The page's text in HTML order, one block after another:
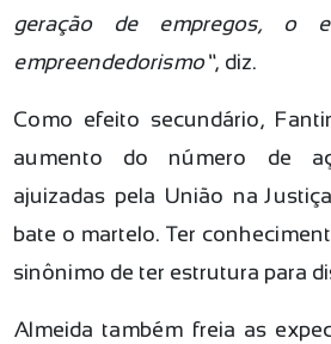
geração de empregos, o
empreendedorismo”, diz.
Como efeito secundário,
aumento do número de
ajuizadas pela União na
bate o martelo. Ter
sinônimo de ter estrutura para
Almeida também freia as